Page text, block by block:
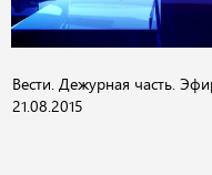
Вести. Дежурная часть.
21.08.2015